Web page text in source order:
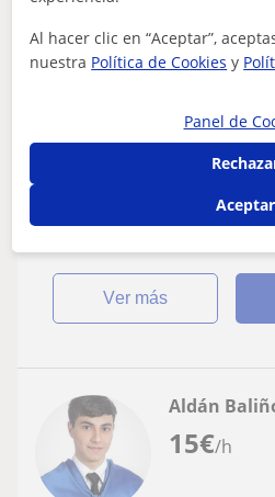
Química: Matemáticas
para la enseñanza en
Matemáticas, Física,
Me preocupo por los alumnos,
aprendido en el aula y ofrezco
ver más
15€/h
Aldán
Al hacer clic en “Aceptar”,
nuestra Política de Cookies y
Panel de
Aceptar